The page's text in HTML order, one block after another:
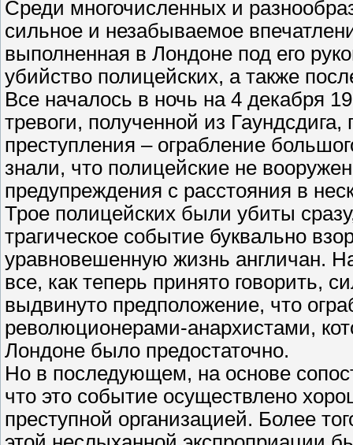
Среди многочисленных и
сильное и незабываемое
выполненная в Лондоне под его
убийство полицейских, а также
Все началось в ночь на 4 декабря
тревоги, полученной из
преступления – ограбление
знали, что полицейские не
предупреждения с расстояния в
Трое полицейских были убиты
трагическое событие буквально
уравновешенную жизнь англичан.
все, как теперь принято говорить,
выдвинуто предположение, что
революционерами-анархистами,
Лондоне было предостаточно.
Но в последующем, на основе
что это событие осуществлено
преступной организацией. Более